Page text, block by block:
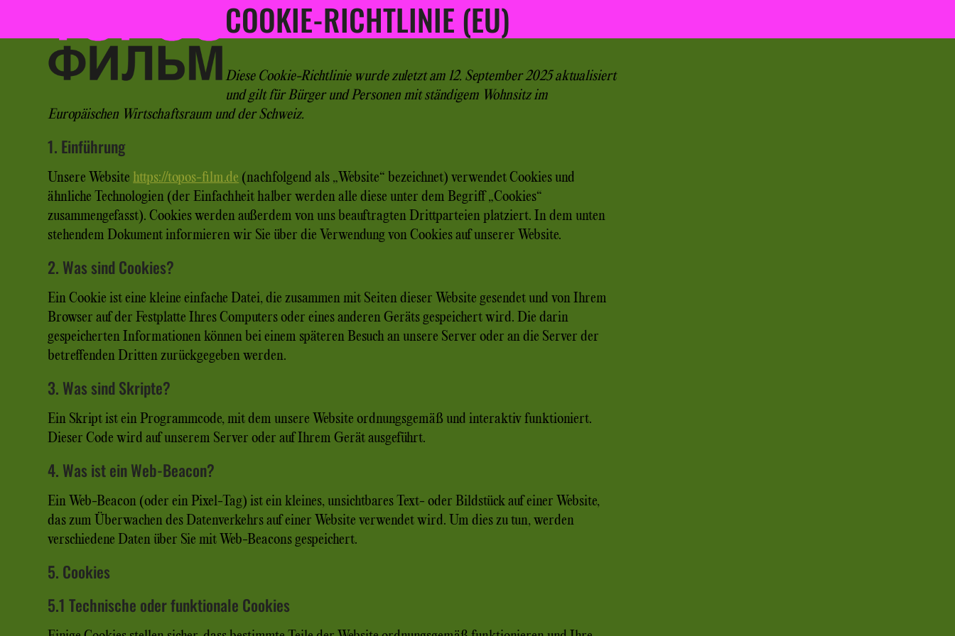
mobile
menu
mobile
menu
COOKIE-RICHTLINIE (EU)
Diese Cookie-Richtlinie wurde zuletzt am 12. September 2025 aktualisiert
und gilt für Bürger und Personen mit ständigem Wohnsitz im
Europäischen Wirtschaftsraum und der Schweiz.
1. Einführung
Unsere Websitehttps://topos-film.de (nachfolgend als „Website“ bezeichnet) verwendet Cookies und
ähnliche Technologien (der Einfachheit halber werden alle diese unter dem Begriff „Cookies“
zusammengefasst). Cookies werden außerdem von uns beauftragten Drittparteien platziert. In dem unten
stehendem Dokument informieren wir Sie über die Verwendung von Cookies auf unserer Website.
2. Was sind Cookies?
Ein Cookie ist eine kleine einfache Datei, die zusammen mit Seiten dieser Website gesendet und von Ihrem
Browser auf der Festplatte Ihres Computers oder eines anderen Geräts gespeichert wird. Die darin
gespeicherten Informationen können bei einem späteren Besuch an unsere Server oder an die Server der
betreffenden Dritten zurückgegeben werden.
3. Was sind Skripte?
Ein Skript ist ein Programmcode, mit dem unsere Website ordnungsgemäß und interaktiv funktioniert.
Dieser Code wird auf unserem Server oder auf Ihrem Gerät ausgeführt.
4. Was ist ein Web-Beacon?
Ein Web-Beacon (oder ein Pixel-Tag) ist ein kleines, unsichtbares Text- oder Bildstück auf einer Website,
das zum Überwachen des Datenverkehrs auf einer Website verwendet wird. Um dies zu tun, werden
verschiedene Daten über Sie mit Web-Beacons gespeichert.
5. Cookies
5.1 Technische oder funktionale Cookies